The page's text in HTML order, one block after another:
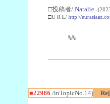
□投稿者/ Natalie -
□U R L/ http://
%%
■22986 /inTopicNo.14)